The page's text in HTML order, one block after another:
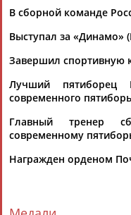
24.01.2022
Софья Великая
спортсменов ОКР
...и главный тренер
чемпионка по...
(Проект:Информационное
Итоги заседания
России
...катание), Анастасия
25.11.2021
В сборной команде
Выступал за «Динамо»
Завершил спортивную
Лучший пятиборец
современного
Главный тренер
современному
Награжден орденом